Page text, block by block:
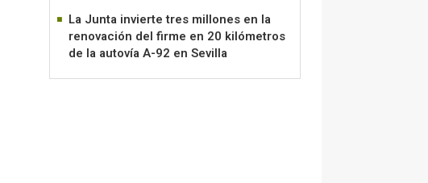
La Junta invierte tres millones en la
renovación del firme en 20 kilómetros
de la autovía A-92 en Sevilla